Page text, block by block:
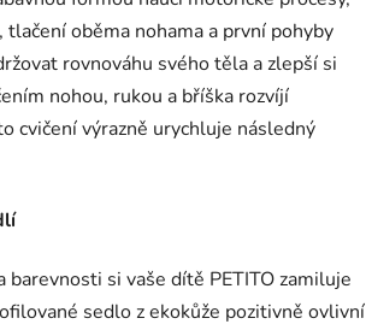
tlačení oběma nohama a první pohyby
rovnováhu svého těla a zlepší si
nohou, rukou a bříška rozvíjí
cvičení výrazně urychluje následný
si vaše dítě PETITO zamiluje
sedlo z ekokůže pozitivně ovlivní